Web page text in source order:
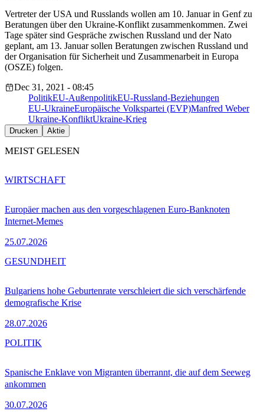
Vertreter der USA und Russlands wollen am 10. Januar in Genf zu
Beratungen über den Ukraine-Konflikt zusammenkommen. Zwei
Tage später sind Gespräche zwischen Russland und der Nato
geplant, am 13. Januar sollen Beratungen zwischen Russland und
der Organisation für Sicherheit und Zusammenarbeit in Europa
(OSZE) folgen.
Dec 31, 2021 - 08:45
PolitikEU-AußenpolitikEU-Russland-Beziehungen
EU-UkraineEuropäische Volkspartei (EVP)Manfred Weber
Ukraine-KonfliktUkraine-Krieg
Drucken Aktie
MEIST GELESEN
Europäer machen aus den vorgeschlagenen Euro-Banknoten
Internet-Memes
25.07.2026
WIRTSCHAFT
Bulgariens hohe Geburtenrate verschleiert die sich verschärfende
demografische Krise
28.07.2026
GESUNDHEIT
Spanische Enklave von Migranten überrannt, die auf dem Seeweg
ankommen
30.07.2026
POLITIK